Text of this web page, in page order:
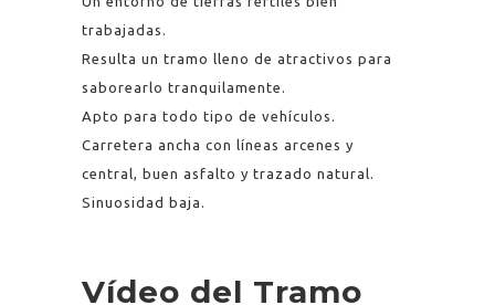
trabajadas.
Resulta un tramo lleno de atractivos para
saborearlo tranquilamente.
Apto para todo tipo de vehículos.
Carretera ancha con líneas arcenes y
central, buen asfalto y trazado natural.
Sinuosidad baja.
Vídeo del Tramo